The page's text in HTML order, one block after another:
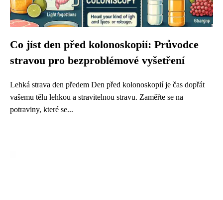
Co jíst den před kolonoskopií: Průvodce
stravou pro bezproblémové vyšetření
Lehká strava den předem Den před kolonoskopií je čas dopřát
vašemu tělu lehkou a stravitelnou stravu. Zaměřte se na
potraviny, které se...